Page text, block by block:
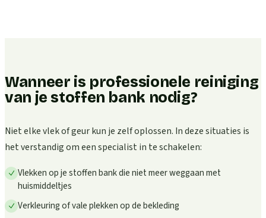
Wanneer is professionele reiniging
van je stoffen bank nodig?
Niet elke vlek of geur kun je zelf oplossen. In deze situaties is
het verstandig om een specialist in te schakelen:
Vlekken op je stoffen bank die niet meer weggaan met
huismiddeltjes
Verkleuring of vale plekken op de bekleding